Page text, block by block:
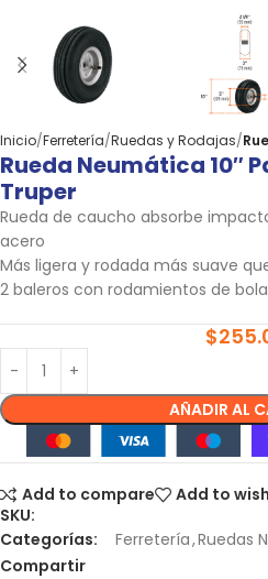
Inicio Ferretería Ruedas y Rodajas
Rueda Neumática 10″
Truper
Rueda de caucho absorbe
acero
Más ligera y rodada más suave
2 baleros con rodamientos de
$
AÑADIR AL
Add to compare
Add to
SKU:
Categorías:
Ferretería,Ruedas
Compartir